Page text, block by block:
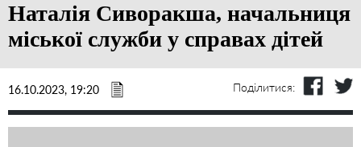
Наталія Сиворакша, начальниця
міської служби у справах дітей
16.10.2023, 19:20 Поділитися: